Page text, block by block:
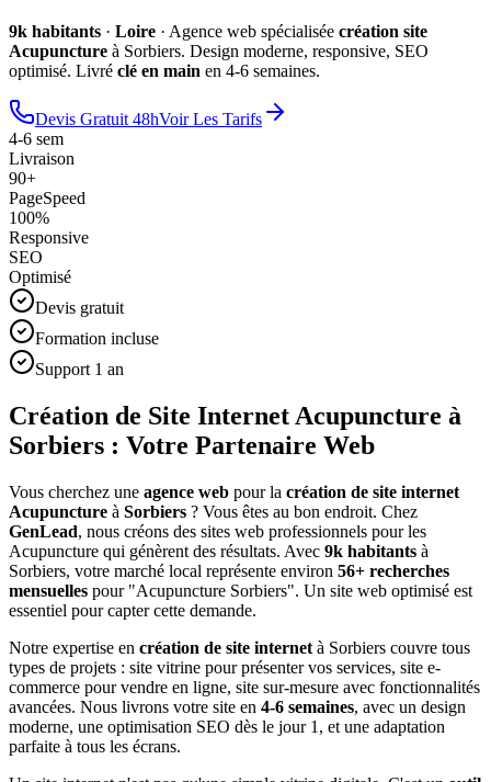
9k habitants · Loire · Agence web spécialisée création site
Acupuncture à Sorbiers. Design moderne, responsive, SEO
optimisé. Livré clé en main en 4-6 semaines.
Devis Gratuit 48hVoir Les Tarifs
4-6 sem
Livraison
90+
PageSpeed
100%
Responsive
SEO
Optimisé
Devis gratuit
Formation incluse
Support 1 an
Création de Site Internet Acupuncture à
Sorbiers : Votre Partenaire Web
Vous cherchez une agence web pour la création de site internet
Acupuncture à Sorbiers ? Vous êtes au bon endroit. Chez
GenLead, nous créons des sites web professionnels pour les
Acupuncture qui génèrent des résultats. Avec 9k habitants à
Sorbiers, votre marché local représente environ 56+ recherches
mensuelles pour "Acupuncture Sorbiers". Un site web optimisé est
essentiel pour capter cette demande.
Notre expertise en création de site internet à Sorbiers couvre tous
types de projets : site vitrine pour présenter vos services, site e-
commerce pour vendre en ligne, site sur-mesure avec fonctionnalités
avancées. Nous livrons votre site en 4-6 semaines, avec un design
moderne, une optimisation SEO dès le jour 1, et une adaptation
parfaite à tous les écrans.